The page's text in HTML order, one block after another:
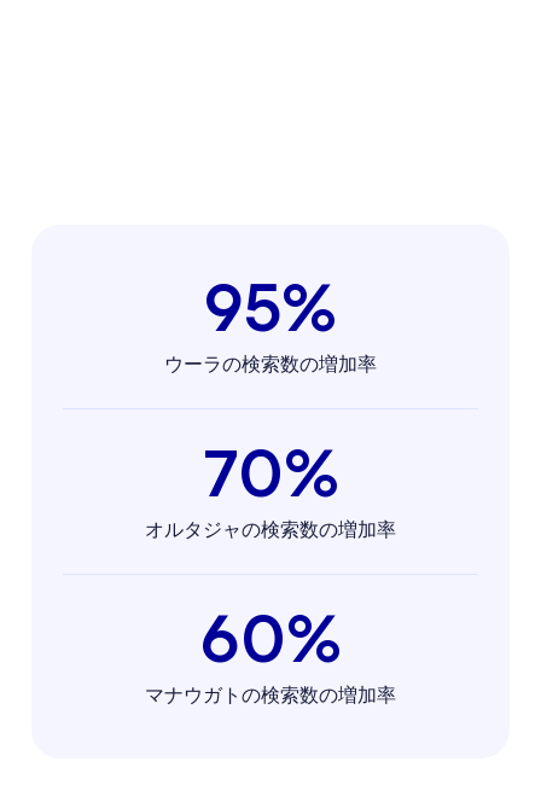
95%
ウーラの検索数の増加率
70%
オルタジャの検索数の増加率
60%
マナウガトの検索数の増加率